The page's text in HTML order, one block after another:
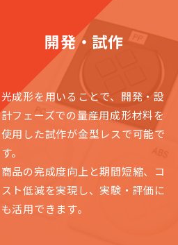
開発・試作
光成形を⽤いることで、開発・設
計フェーズでの量産⽤成形材料を
使用した試作が金型レスで可能で
す。
商品の完成度向上と期間短縮、コ
スト低減を実現し、実験・評価に
も活用できます。